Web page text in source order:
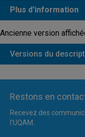
Plus d'information
Ancienne version
Versions du
Restons en
Recevez des
l'UQAM.